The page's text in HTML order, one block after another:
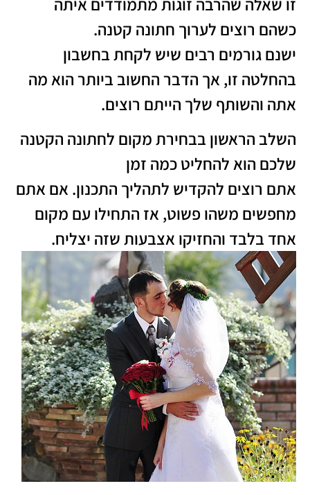
כשהם רוצים לערוך חתונה קטנה.
ישנם גורמים רבים שיש לקחת בחשבון
בהחלטה זו, אך הדבר החשוב ביותר הוא מה
אתה והשותף שלך הייתם רוצים.
השלב הראשון בבחירת מקום לחתונה הקטנה
שלכם הוא להחליט כמה זמן
אתם רוצים להקדיש לתהליך התכנון. אם אתם
מחפשים משהו פשוט, אז התחילו עם מקום
אחד בלבד והחזיקו אצבעות שזה יצליח.